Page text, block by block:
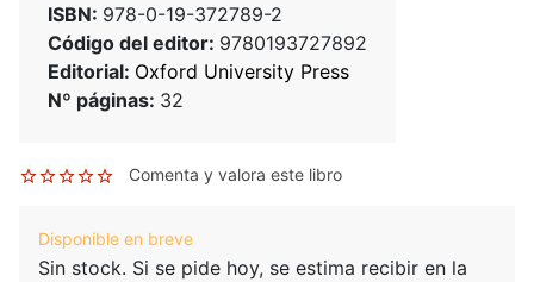
ISBN: 978-0-19-372789-2
Código del editor: 9780193727892
Editorial: Oxford University Press
Nº páginas: 32
Comenta y valora este libro
Disponible en breve
Sin stock. Si se pide hoy, se estima recibir en la